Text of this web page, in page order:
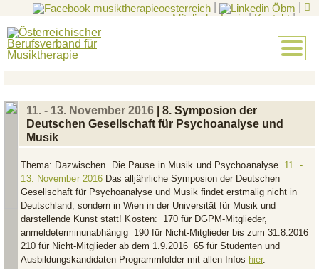
Mitglieder-Login
| Kontakt | EN
11. - 13. November 2016 | 8. Symposion der
Deutschen Gesellschaft für Psychoanalyse und
Musik
Thema: Dazwischen. Die Pause in Musik und Psychoanalyse. 11. -
13. November 2016 Das alljährliche Symposion der Deutschen
Gesellschaft für Psychoanalyse und Musik findet erstmalig nicht in
Deutschland, sondern in Wien in der Universität für Musik und
darstellende Kunst statt! Kosten:
 170 für DGPM-Mitglieder,
anmeldeterminunabhängig  190 für Nicht-Mitglieder bis zum 31.8.2016 
210 für Nicht-Mitglieder ab dem 1.9.2016  65 für Studenten und
Ausbildungskandidaten Programmfolder mit allen Infos hier.